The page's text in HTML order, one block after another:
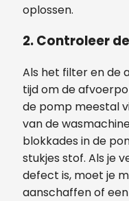
oplossen.
2. Controleer
Als het filter en de
tijd om de
de pomp meestal
van de
blokkades in de
stukjes stof. Als je
defect is, moet je
aanschaffen of